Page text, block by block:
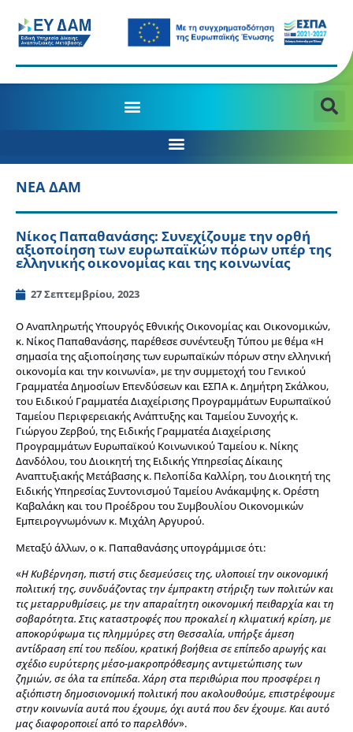
ΝΕΑ ΔΑΜ
Νίκος Παπαθανάσης: Συνεχίζουμε την ορθή
αξιοποίηση των ευρωπαϊκών πόρων υπέρ της
ελληνικής οικονομίας και της κοινωνίας
27 Σεπτεμβρίου, 2023
Ο Αναπληρωτής Υπουργός Εθνικής Οικονομίας και Οικονομικών,
κ. Νίκος Παπαθανάσης, παρέθεσε συνέντευξη Τύπου με θέμα «Η
σημασία της αξιοποίησης των ευρωπαϊκών πόρων στην ελληνική
οικονομία και την κοινωνία», με την συμμετοχή του Γενικού
Γραμματέα Δημοσίων Επενδύσεων και ΕΣΠΑ κ. Δημήτρη Σκάλκου,
του Ειδικού Γραμματέα Διαχείρισης Προγραμμάτων Ευρωπαϊκού
Ταμείου Περιφερειακής Ανάπτυξης και Ταμείου Συνοχής κ.
Γιώργου Ζερβού, της Ειδικής Γραμματέα Διαχείρισης
Προγραμμάτων Ευρωπαϊκού Κοινωνικού Ταμείου κ. Νίκης
Δανδόλου, του Διοικητή της Ειδικής Υπηρεσίας Δίκαιης
Αναπτυξιακής Μετάβασης κ. Πελοπίδα Καλλίρη, του Διοικητή της
Ειδικής Υπηρεσίας Συντονισμού Ταμείου Ανάκαμψης κ. Ορέστη
Καβαλάκη και του Προέδρου του Συμβουλίου Οικονομικών
Εμπειρογνωμόνων κ. Μιχάλη Αργυρού.
Μεταξύ άλλων, ο κ. Παπαθανάσης υπογράμμισε ότι:
«Η Κυβέρνηση, πιστή στις δεσμεύσεις της, υλοποιεί την οικονομική
πολιτική της, συνδυάζοντας την έμπρακτη στήριξη των πολιτών και
τις μεταρρυθμίσεις, με την απαραίτητη οικονομική πειθαρχία και τη
σοβαρότητα. Στις καταστροφές που προκαλεί η κλιματική κρίση, με
αποκορύφωμα τις πλημμύρες στη Θεσσαλία, υπήρξε άμεση
αντίδραση επί του πεδίου, κρατική βοήθεια σε επίπεδο αρωγής και
σχέδιο ευρύτερης μέσο-μακροπρόθεσμης αντιμετώπισης των
ζημιών, σε όλα τα επίπεδα. Χάρη στα περιθώρια που προσφέρει η
αξιόπιστη δημοσιονομική πολιτική που ακολουθούμε, επιστρέφουμε
στην κοινωνία αυτά που έχουμε, όχι αυτά που δεν έχουμε. Και αυτό
μας διαφοροποιεί από το παρελθόν».